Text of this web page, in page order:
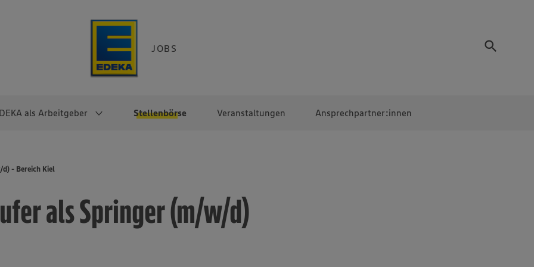
JOBS
als Arbeitgeber Stellenbörse Veranstaltungen Ansprechpartner:innen
Direkteinstieg
Noch Fragen?
Selbstständig mit EDEKA
EDEKA Fruchtkontor
- Bereich Kiel
als Springer (m/w/d)